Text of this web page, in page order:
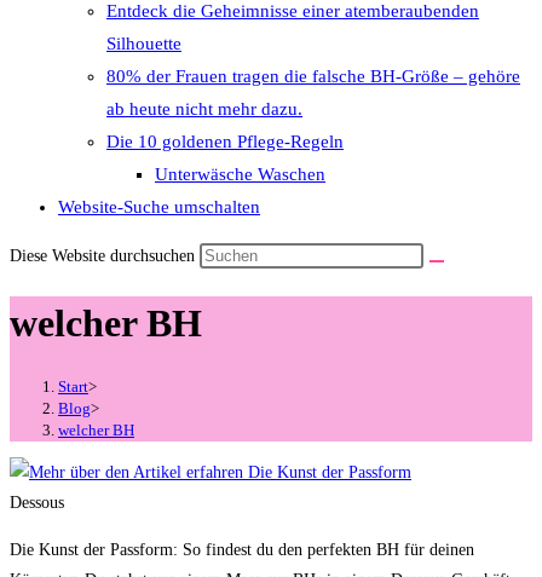
Entdeck die Geheimnisse einer atemberaubenden
Silhouette
80% der Frauen tragen die falsche BH-Größe – gehöre
ab heute nicht mehr dazu.
Die 10 goldenen Pflege-Regeln
Unterwäsche Waschen
Website-Suche umschalten
Diese Website durchsuchen
welcher BH
Start>
Blog>
welcher BH
Dessous
Die Kunst der Passform: So findest du den perfekten BH für deinen